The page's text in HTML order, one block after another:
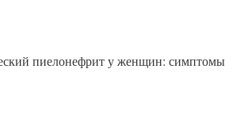
пиелонефрит у женщин: симптомы